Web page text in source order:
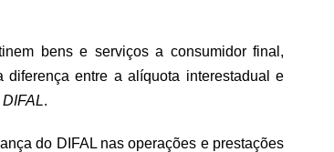
bens e serviços a consumidor final,
entre a alíquota interestadual e
DIFAL.
do DIFAL nas operações e prestações